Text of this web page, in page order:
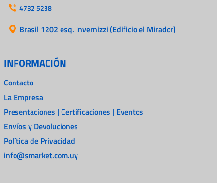
4732 5238
Brasil 1202 esq. Invernizzi (Edificio el Mirador)
INFORMACIÓN
Contacto
La Empresa
Presentaciones | Certificaciones | Eventos
Envíos y Devoluciones
Política de Privacidad
info@smarket.com.uy